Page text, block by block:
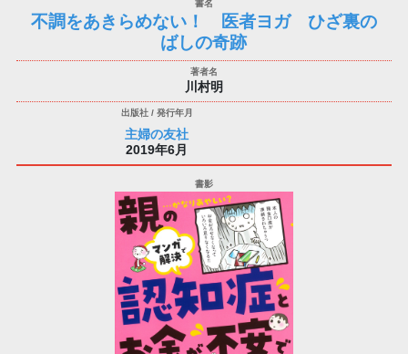
不調をあきらめない！ 医者ヨガ ひざ裏の
ばしの奇跡
川村明
主婦の友社
2019年6月